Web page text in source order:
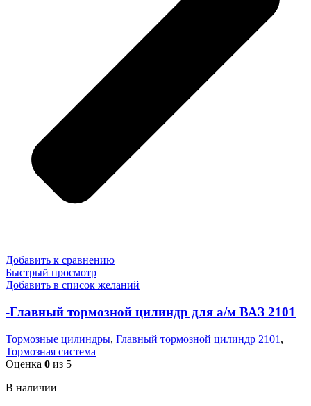
Добавить к сравнению
Быстрый просмотр
Добавить в список желаний
-Главный тормозной цилиндр для а/м ВАЗ 2101
Тормозные цилиндры, Главный тормозной цилиндр 2101 ,
Тормозная система
Оценка 0 из 5
В наличии